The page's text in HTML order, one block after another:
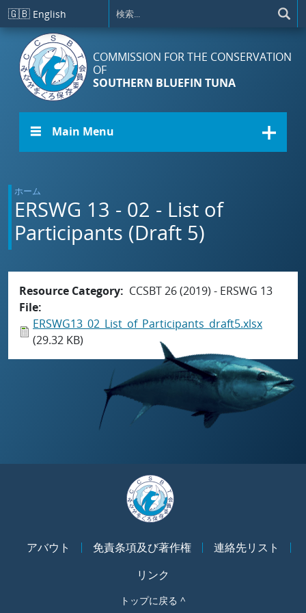
メインコンテンツに移動
🇬🇧 English
COMMISSION FOR THE CONSERVATION
OF
SOUTHERN BLUEFIN TUNA
☰ Main Menu
ホーム
ERSWG 13 - 02 - List of
Participants (Draft 5)
Resource Category
CCSBT 26 (2019) - ERSWG 13
File
ERSWG13_02_List_of_Participants_draft5.xlsx
(29.32 KB)
アバウト 免責条項及び著作権
連絡先リスト
リンク
トップに戻る ^